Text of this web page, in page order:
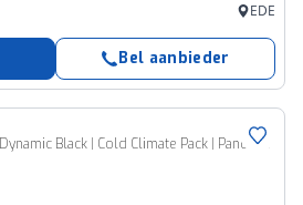
EDE
Bel aanbieder
F-PACE 2.0 P400e PHEV R-Dynamic Black | Cold Climate Pack | Panoramisch Schuifdak | Driver Assist Pack | Adaptive Surface Response